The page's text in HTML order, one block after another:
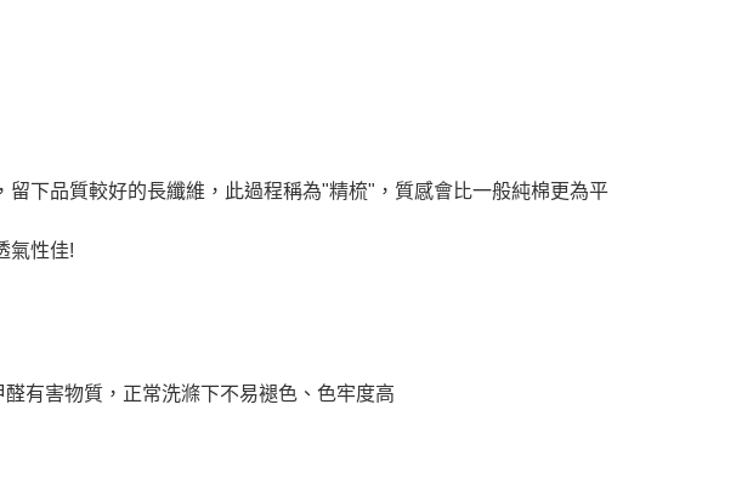
下品質較好的長纖維，此過程稱為"精梳"，質感會比一般純棉更為平
氣性佳!
有害物質，正常洗滌下不易褪色、色牢度高